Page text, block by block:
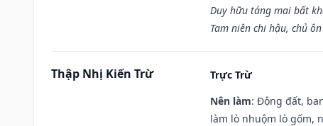
Duy hữu táng mai bất
Tam niên chi hậu, chủ
Thập Nhị Kiến Trừ
Trực Trừ
Nên làm: Động đất,
làm lò nhuộm lò gốm,